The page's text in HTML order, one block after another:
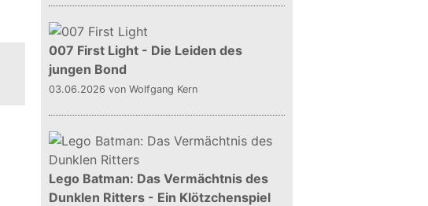
007 First Light - Die Leiden des
jungen Bond
03.06.2026 von Wolfgang Kern
Lego Batman: Das Vermächtnis des
Dunklen Ritters - Ein Klötzchenspiel